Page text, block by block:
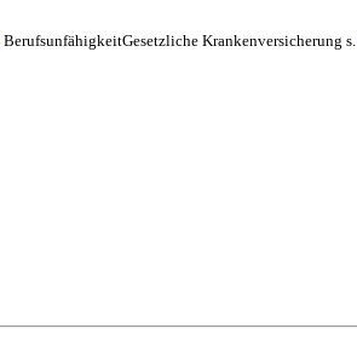
BerufsunfähigkeitGesetzliche Krankenversicherung s.